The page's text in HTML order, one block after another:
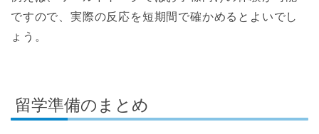
ですので、実際の反応を短期間で確かめるとよいでし
ょう。
留学準備のまとめ